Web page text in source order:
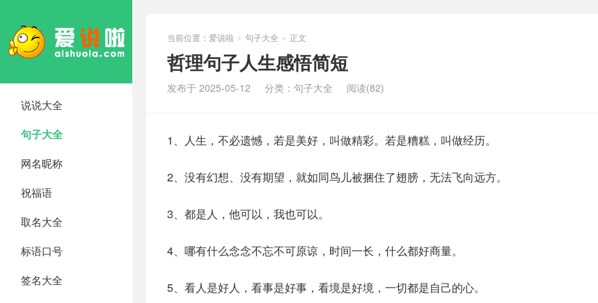
说说大全
句子大全
网名昵称
祝福语
取名大全
标语口号
签名大全
当前位置： 爱说啦 > 句子大全 > 正文
哲理句子人生感悟简短
发布于 2025-05-12 分类： 句子大全 阅读(82)
1、人生，不必遗憾，若是美好，叫做精彩。若是糟糕，叫做经历。
2、没有幻想、没有期望，就如同鸟儿被捆住了翅膀，无法飞向远方。
3、都是人，他可以，我也可以。
4、哪有什么念念不忘不可原谅，时间一长，什么都好商量。
5、看人是好人，看事是好事，看境是好境，一切都是自己的心。